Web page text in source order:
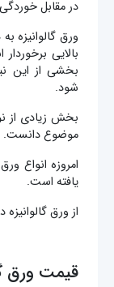
در مقابل
ورق گالوانیزه
بالایی
بخشی از این
‌شود.
بخش زیادی از
موضوع دانست.
امروزه انواع
یافته است.
از ورق‌
قیمت ورق